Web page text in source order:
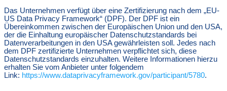
Das Unternehmen verfügt über eine Zertifizierung nach dem „EU-
US Data Privacy Framework“ (DPF). Der DPF ist ein
Übereinkommen zwischen der Europäischen Union und den USA,
der die Einhaltung europäischer Datenschutzstandards bei
Datenverarbeitungen in den USA gewährleisten soll. Jedes nach
dem DPF zertifizierte Unternehmen verpflichtet sich, diese
Datenschutzstandards einzuhalten. Weitere Informationen hierzu
erhalten Sie vom Anbieter unter folgendem
Link: https://www.dataprivacyframework.gov/participant/5780.